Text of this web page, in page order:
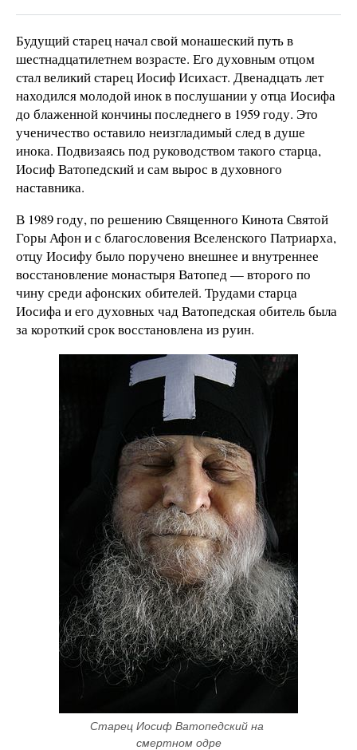
Будущий старец начал свой монашеский путь в
шестнадцатилетнем возрасте. Его духовным отцом
стал великий старец Иосиф Исихаст. Двенадцать лет
находился молодой инок в послушании у отца Иосифа
до блаженной кончины последнего в 1959 году. Это
ученичество оставило неизгладимый след в душе
инока. Подвизаясь под руководством такого старца,
Иосиф Ватопедский и сам вырос в духовного
наставника.
В 1989 году, по решению Священного Кинота Святой
Горы Афон и с благословения Вселенского Патриарха,
отцу Иосифу было поручено внешнее и внутреннее
восстановление монастыря Ватопед — второго по
чину среди афонских обителей. Трудами старца
Иосифа и его духовных чад Ватопедская обитель была
за короткий срок восстановлена из руин.
Старец Иосиф Ватопедский на
смертном одре